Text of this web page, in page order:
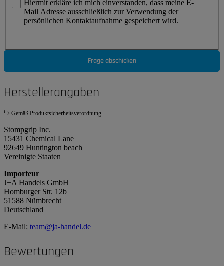
Hiermit erkläre ich mich einverstanden, dass meine E-
Mail Adresse ausschließlich zur Verwendung der
persönlichen Kontaktaufnahme gespeichert wird.
Frage abschicken
Herstellerangaben
Gemäß Produktsicherheitsverordnung
Stompgrip Inc.
15431 Chemical Lane
92649 Huntington beach
Vereinigte Staaten
Importeur
J+A Handels GmbH
Homburger Str. 12b
51588 Nümbrecht
Deutschland
E-Mail: team@ja-handel.de
Bewertungen